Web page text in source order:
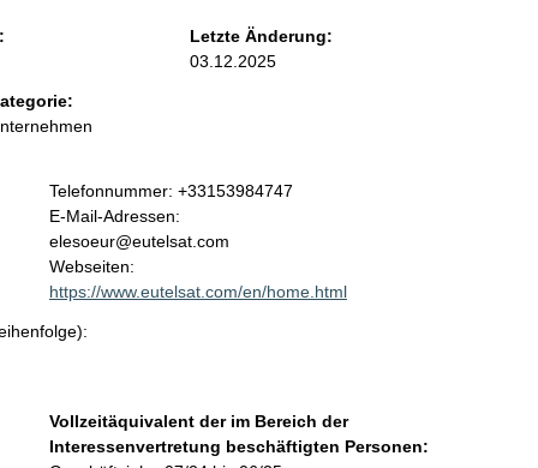
Letzte Änderung:
03.12.2025
K
o
n
t
a
t
f
o
Telefonnummer: +33153984747
E-Mail-Adressen:
elesoeur@eutelsat.com
Webseiten:
https://www.eutelsat.com/en/home.html
Vollzeitäquivalent der im Bereich der
Interessenvertretung beschäftigten Personen: